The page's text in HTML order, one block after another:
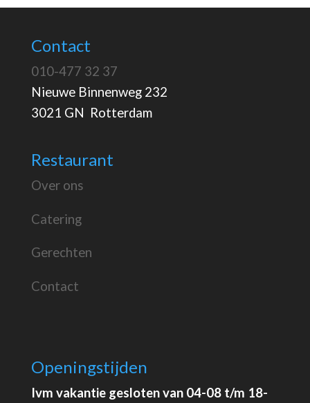
Contact
010-477 32 37
Nieuwe Binnenweg 232
3021 GN Rotterdam
Restaurant
Over ons
Catering
Gerechten
Contact
Openingstijden
Ivm vakantie gesloten van 04-08 t/m 18-